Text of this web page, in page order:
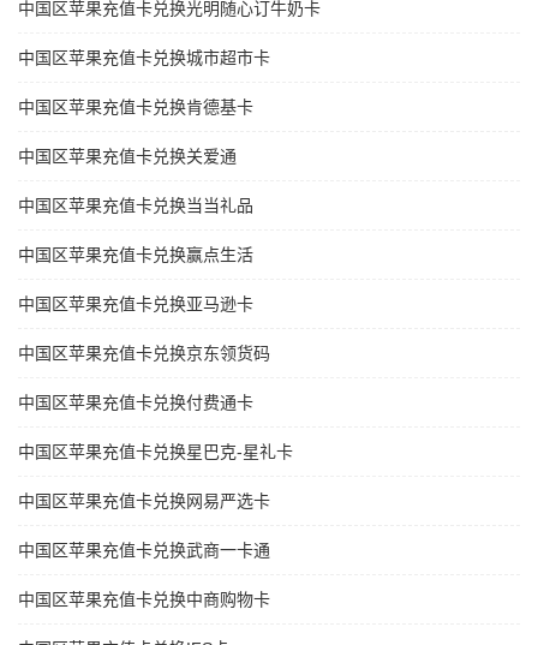
中国区苹果充值卡兑换光明随心订牛奶卡
中国区苹果充值卡兑换城市超市卡
中国区苹果充值卡兑换肯德基卡
中国区苹果充值卡兑换关爱通
中国区苹果充值卡兑换当当礼品
中国区苹果充值卡兑换赢点生活
中国区苹果充值卡兑换亚马逊卡
中国区苹果充值卡兑换京东领货码
中国区苹果充值卡兑换付费通卡
中国区苹果充值卡兑换星巴克-星礼卡
中国区苹果充值卡兑换网易严选卡
中国区苹果充值卡兑换武商一卡通
中国区苹果充值卡兑换中商购物卡